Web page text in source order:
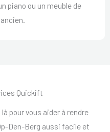
piano ou un meuble de
Quickift
pour vous aider à rendre
Den-Berg aussi facile et